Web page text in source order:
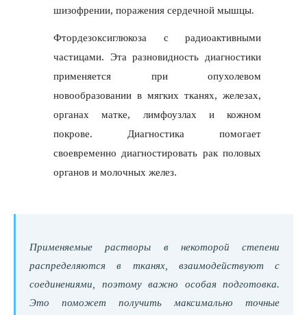
шизофрении, поражения сердечной мышцы.
Фтордезоксиглюкоза с радиоактивными
частицами. Эта разновидность диагностики
применяется при опухолевом
новообразовании в мягких тканях, железах,
органах матке, лимфоузлах и кожном
покрове. Диагностика помогает
своевременно диагностировать рак половых
органов и молочных желез.
Применяемые растворы в некоторой степени
распределяются в тканях, взаимодействуют с
соединениями, поэтому важно особая подготовка.
Это поможет получить максимально точные